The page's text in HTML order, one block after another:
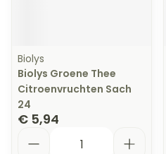
Biolys
Biolys Groene Thee
Citroenvruchten Sach
24
€ 5,94